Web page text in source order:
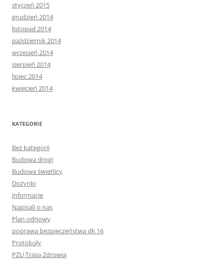
styczeń 2015
grudzień 2014
listopad 2014
październik 2014
wrzesień 2014
sierpień 2014
lipiec 2014
kwiecień 2014
KATEGORIE
Bez kategorii
Budowa drogi
Budowa świetlicy
Dożynki
informacje
Napisali o nas
Plan odnowy
poprawa bezpieczeństwa dk 16
Protokoły
PZU Trasa Zdrowia